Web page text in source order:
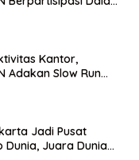
Kantor,
Adakan Slow Run
Jadi Pusat
Dunia, Juara Dunia